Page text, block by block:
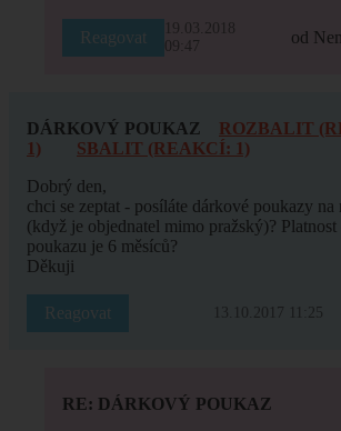
Reagovat
19.03.2018
09:47
od
DÁRKOVÝ POUKAZ
ROZBALIT
1)
SBALIT (REAKCÍ: 1)
Dobrý den,
chci se zeptat - posíláte dárkové poukazy na
(když je objednatel mimo pražský)? Platnost
poukazu je 6 měsíců?
Děkuji
Reagovat 13.10.2017 11:25
RE: DÁRKOVÝ POUKAZ